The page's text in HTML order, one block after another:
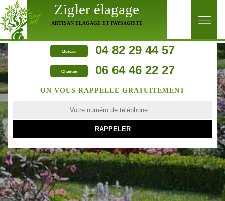
Zigler élagage
ARTISAN ELAGAGE ET PAYSAGISTE
Bureau 04 82 29 44 57
Chantier 06 64 46 22 27
ON VOUS RAPPELLE GRATUITEMENT